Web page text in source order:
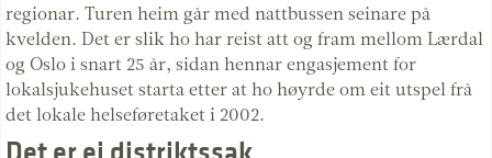
regionar. Turen heim går med nattbussen seinare på
kvelden. Det er slik ho har reist att og fram mellom Lærdal
og Oslo i snart 25 år, sidan hennar engasjement for
lokalsjukehuset starta etter at ho høyrde om eit utspel frå
det lokale helseføretaket i 2002.
Det er ei distriktssak